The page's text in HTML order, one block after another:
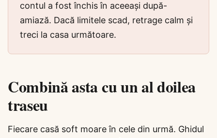
contul a fost închis în aceeași după-
amiază. Dacă limitele scad, retrage calm și
treci la casa următoare.
Combină asta cu un al doilea
traseu
Fiecare casă soft moare în cele din urmă. Ghidul